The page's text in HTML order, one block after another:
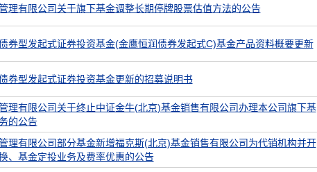
理有限公司关于旗下基金调整长期停牌股票估值方法的公告
券型发起式证券投资基金(金鹰恒润债券发起式C)基金产品资料概要更新
券型发起式证券投资基金更新的招募说明书
理有限公司关于终止中证金牛(北京)基金销售有限公司办理本公司旗下基
的公告
理有限公司部分基金新增福克斯(北京)基金销售有限公司为代销机构并开
、基金定投业务及费率优惠的公告